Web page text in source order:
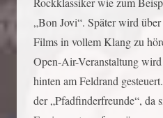
„Bon Jovi“. Später wird
Films in vollem Klang zu
Open-Air-Veranstaltung
hinten am Feldrand
der „Pfadfinderfreunde“, da